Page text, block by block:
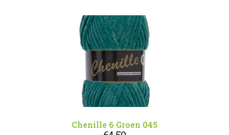
Chenille 6 Groen 045